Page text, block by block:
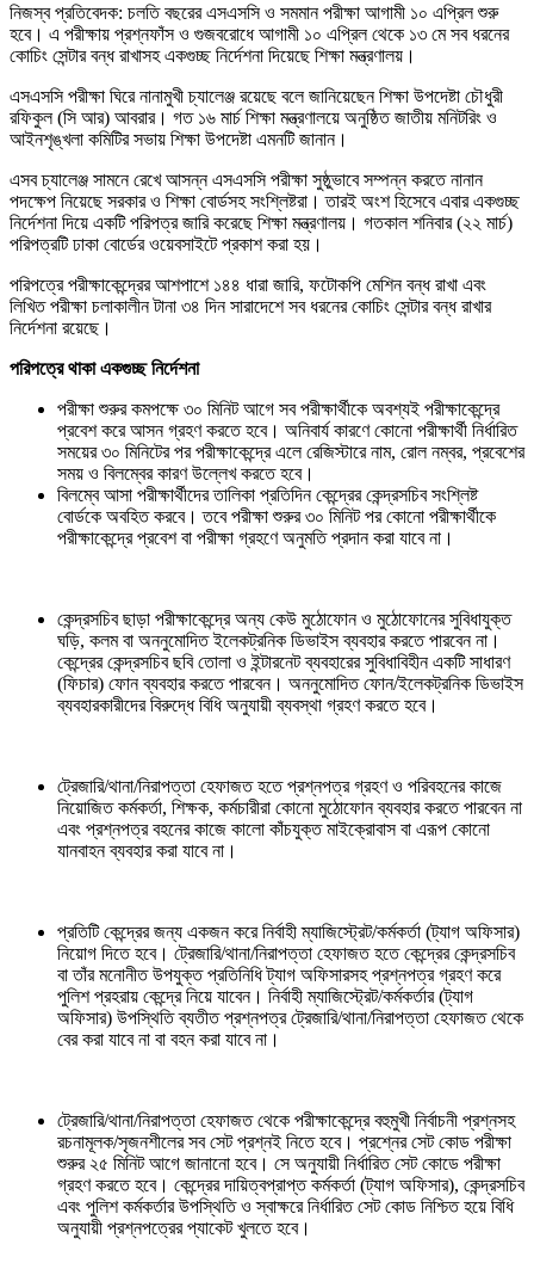
নিজস্ব প্রতিবেদক: চলতি বছরের এসএসসি ও সমমান পরীক্ষা আগামী ১০ এপ্রিল শুরু
হবে। এ পরীক্ষায় প্রশ্নফাঁস ও গুজবরোধে আগামী ১০ এপ্রিল থেকে ১৩ মে সব ধরনের
কোচিং সেন্টার বন্ধ রাখাসহ একগুচ্ছ নির্দেশনা দিয়েছে শিক্ষা মন্ত্রণালয়।
এসএসসি পরীক্ষা ঘিরে নানামুখী চ্যালেঞ্জ রয়েছে বলে জানিয়েছেন শিক্ষা উপদেষ্টা চৌধুরী
রফিকুল (সি আর) আবরার। গত ১৬ মার্চ শিক্ষা মন্ত্রণালয়ে অনুষ্ঠিত জাতীয় মনিটরিং ও
আইনশৃঙ্খলা কমিটির সভায় শিক্ষা উপদেষ্টা এমনটি জানান।
এসব চ্যালেঞ্জ সামনে রেখে আসন্ন এসএসসি পরীক্ষা সুষ্ঠুভাবে সম্পন্ন করতে নানান
পদক্ষেপ নিয়েছে সরকার ও শিক্ষা বোর্ডসহ সংশ্লিষ্টরা। তারই অংশ হিসেবে এবার একগুচ্ছ
নির্দেশনা দিয়ে একটি পরিপত্র জারি করেছে শিক্ষা মন্ত্রণালয়। গতকাল শনিবার (২২ মার্চ)
পরিপত্রটি ঢাকা বোর্ডের ওয়েবসাইটে প্রকাশ করা হয়।
পরিপত্রে পরীক্ষাকেন্দ্রের আশপাশে ১৪৪ ধারা জারি, ফটোকপি মেশিন বন্ধ রাখা এবং
লিখিত পরীক্ষা চলাকালীন টানা ৩৪ দিন সারাদেশে সব ধরনের কোচিং সেন্টার বন্ধ রাখার
নির্দেশনা রয়েছে।
পরিপত্রে থাকা একগুচ্ছ নির্দেশনা
পরীক্ষা শুরুর কমপক্ষে ৩০ মিনিট আগে সব পরীক্ষার্থীকে অবশ্যই পরীক্ষাকেন্দ্রে
প্রবেশ করে আসন গ্রহণ করতে হবে। অনিবার্য কারণে কোনো পরীক্ষার্থী নির্ধারিত
সময়ের ৩০ মিনিটের পর পরীক্ষাকেন্দ্রে এলে রেজিস্টারে নাম, রোল নম্বর, প্রবেশের
সময় ও বিলম্বের কারণ উল্লেখ করতে হবে।
বিলম্বে আসা পরীক্ষার্থীদের তালিকা প্রতিদিন কেন্দ্রের কেন্দ্রসচিব সংশ্লিষ্ট
বোর্ডকে অবহিত করবে। তবে পরীক্ষা শুরুর ৩০ মিনিট পর কোনো পরীক্ষার্থীকে
পরীক্ষাকেন্দ্রে প্রবেশ বা পরীক্ষা গ্রহণে অনুমতি প্রদান করা যাবে না।
কেন্দ্রসচিব ছাড়া পরীক্ষাকেন্দ্রে অন্য কেউ মুঠোফোন ও মুঠোফোনের সুবিধাযুক্ত
ঘড়ি, কলম বা অননুমোদিত ইলেকট্রনিক ডিভাইস ব্যবহার করতে পারবেন না।
কেন্দ্রের কেন্দ্রসচিব ছবি তোলা ও ইন্টারনেট ব্যবহারের সুবিধাবিহীন একটি সাধারণ
(ফিচার) ফোন ব্যবহার করতে পারবেন। অননুমোদিত ফোন/ইলেকট্রনিক ডিভাইস
ব্যবহারকারীদের বিরুদ্ধে বিধি অনুযায়ী ব্যবস্থা গ্রহণ করতে হবে।
ট্রেজারি/থানা/নিরাপত্তা হেফাজত হতে প্রশ্নপত্র গ্রহণ ও পরিবহনের কাজে
নিয়োজিত কর্মকর্তা, শিক্ষক, কর্মচারীরা কোনো মুঠোফোন ব্যবহার করতে পারবেন না
এবং প্রশ্নপত্র বহনের কাজে কালো কাঁচযুক্ত মাইক্রোবাস বা এরূপ কোনো
যানবাহন ব্যবহার করা যাবে না।
প্রতিটি কেন্দ্রের জন্য একজন করে নির্বাহী ম্যাজিস্ট্রেট/কর্মকর্তা (ট্যাগ অফিসার)
নিয়োগ দিতে হবে। ট্রেজারি/থানা/নিরাপত্তা হেফাজত হতে কেন্দ্রের কেন্দ্রসচিব
বা তাঁর মনোনীত উপযুক্ত প্রতিনিধি ট্যাগ অফিসারসহ প্রশ্নপত্র গ্রহণ করে
পুলিশ প্রহরায় কেন্দ্রে নিয়ে যাবেন। নির্বাহী ম্যাজিস্ট্রেট/কর্মকর্তার (ট্যাগ
অফিসার) উপস্থিতি ব্যতীত প্রশ্নপত্র ট্রেজারি/থানা/নিরাপত্তা হেফাজত থেকে
বের করা যাবে না বা বহন করা যাবে না।
ট্রেজারি/থানা/নিরাপত্তা হেফাজত থেকে পরীক্ষাকেন্দ্রে বহুমুখী নির্বাচনী প্রশ্নসহ
রচনামূলক/সৃজনশীলের সব সেট প্রশ্নই নিতে হবে। প্রশ্নের সেট কোড পরীক্ষা
শুরুর ২৫ মিনিট আগে জানানো হবে। সে অনুযায়ী নির্ধারিত সেট কোডে পরীক্ষা
গ্রহণ করতে হবে। কেন্দ্রের দায়িত্বপ্রাপ্ত কর্মকর্তা (ট্যাগ অফিসার), কেন্দ্রসচিব
এবং পুলিশ কর্মকর্তার উপস্থিতি ও স্বাক্ষরে নির্ধারিত সেট কোড নিশ্চিত হয়ে বিধি
অনুযায়ী প্রশ্নপত্রের প্যাকেট খুলতে হবে।